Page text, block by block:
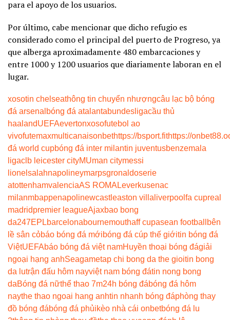
para el apoyo de los usuarios.
Por último, cabe mencionar que dicho refugio es
considerado como el principal del puerto de Progreso, ya
que alberga aproximadamente 480 embarcaciones y
entre 1000 y 1200 usuarios que diariamente laboran en el
lugar.
xosotin chelseathông tin chuyển nhượngcâu lạc bộ bóng
đá arsenal bóng đá atalantabundesligacầu thủ
haalandUEFAevertonxosofutebol ao
vivofutemaxmulticanaisonbethttps://bsport.fithttps://
đá world cupbóng đá inter milantin juventusbenzema la
ligaclb leicester cityMUman citymessi
lionel salahnapolineymarpsgronaldoserie
atottenhamvalenciaAS ROMA Leverkusenac
milanmbappenapolinewcastleaston villa liverpool fa cupreal
madridpremier leagueAjaxbao bong
da247EPLbarcelonabournemouthaff cupasean football
bên
lề sân cỏbáo bóng đá mớibóng đá cúp thế giớitin bóng đá
ViệtUEFAbáo bóng đá việt namHuyền thoại bóng đágiải
ngoại hạng anhSeagametap chi bong da the gioitin bong
da lutrận đấu hôm nayviệt nam bóng đátin nong bong
daBóng đá nữthể thao 7m24h bóng đábóng đá hôm
naythe thao ngoai hang anhtin nhanh bóng đáphòng thay
đồ bóng đábóng đá phủikèo nhà cái onbetbóng đá lu